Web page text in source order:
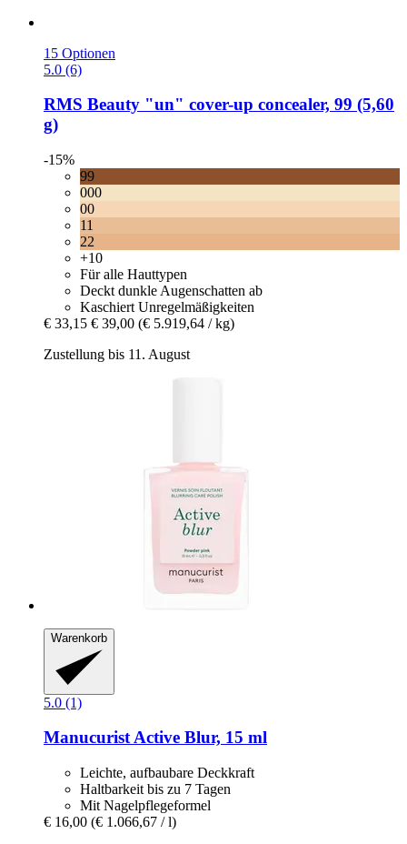
15 Optionen
5.0 (6)
RMS Beauty "un" cover-​up concealer, 99 (5,60
g)
-15%
99
000
00
11
22
+10
Für alle Hauttypen
Deckt dunkle Augenschatten ab
Kaschiert Unregelmäßigkeiten
€ 33,15 € 39,00 (€ 5.919,64 / kg)
Zustellung bis 11. August
Warenkorb
5.0 (1)
ManucuristActive Blur, 15 ml
Leichte, aufbaubare Deckkraft
Haltbarkeit bis zu 7 Tagen
Mit Nagelpflegeformel
€ 16,00 (€ 1.066,67 / l)